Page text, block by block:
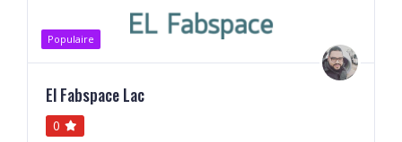
Populaire
El Fabspace Lac
0